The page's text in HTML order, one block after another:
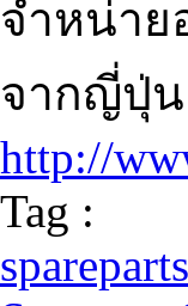
จำหน่าย
จากญี่ปุ่
http://
Tag :